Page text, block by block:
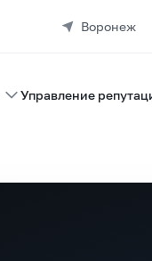
Воронеж
Управление